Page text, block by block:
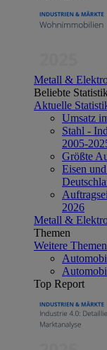
Metall &
Beliebte
Aktuelle
Umsatz
Stahl -
2005-
Größte
Eisen
2026
Metall &
Themen
Weitere Themen
Top Report